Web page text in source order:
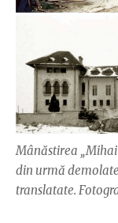
Mânăstirea „Mihai
din urmă
translatate.